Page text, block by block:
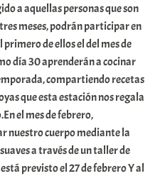
a aquellas personas que son
meses, podrán participar en
de ellos el del mes de
día 30 aprenderán a cocinar
compartiendo recetas
que esta estación nos regala
el mes de febrero,
nuestro cuerpo mediante la
a través de un taller de
previsto el 27 de febrero Y al